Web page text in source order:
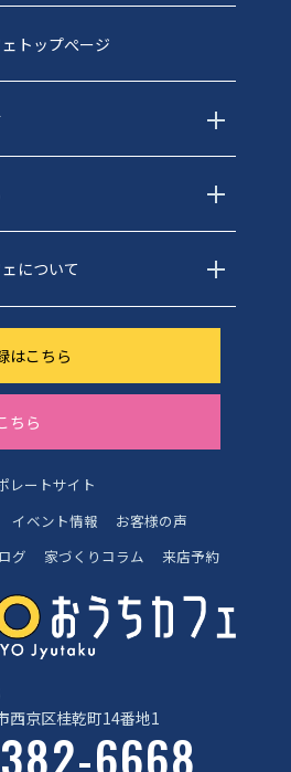
西京区桂乾町14番地1
6668
トップぺージ
について
はこちら
ちら
レートサイト
イベント情報
お客様の声
グ 家づくりコラム 来店予約